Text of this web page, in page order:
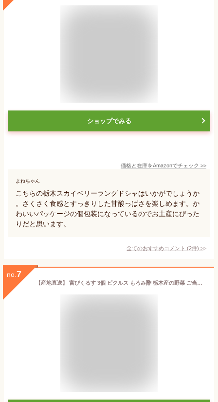
ショップでみる
価格と在庫をAmazonでチェック >>
よねちゃん
こちらの栃木スカイベリーラングドシャはいかがでしょうか
。さくさく食感とすっきりした甘酸っぱさを楽しめます。か
わいいパッケージの個包装になっているのでお土産にぴった
りだと思います。
全てのおすすめコメント (2件) >
no. 7
【産地直送】 宮ぴくるす 3個 ピクルス もろみ酢 栃木産の野菜 ご当地グルメ ギフトセット いろいろ野菜 しいたけ プチトマト かんぴょうと根菜 うずらの卵 大豆 無添加 保存料不使用 健康 美容 賞味期限 製造日より6ヶ月 未開封時 常温保存 冷え性解消 お土産 プレゼント